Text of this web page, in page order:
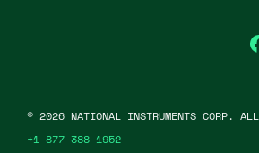
© 2026 NATIONAL INSTRUMENTS CORP.
+1 877 388 1952